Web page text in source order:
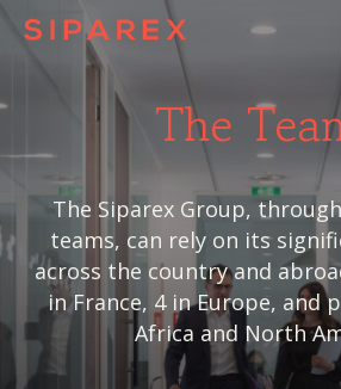
The
The Siparex Group,
teams, can rely on its
across the country and
in France, 4 in Europe, and
Africa and North